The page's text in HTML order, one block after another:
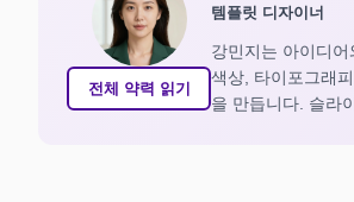
전체 약력 읽기
템플릿 디자이너
강민지는 아이디
색상, 타이포그래
을 만듭니다. 슬라